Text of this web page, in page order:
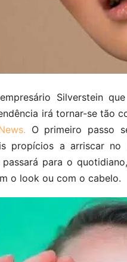
Silverstein
irá tornar-se tão
O primeiro passo
propícios a arriscar
para o
o look ou com o cabelo.